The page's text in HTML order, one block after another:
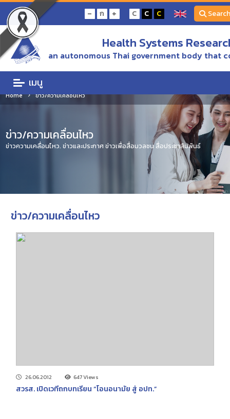
- ก + C C C Search
Health Systems
an autonomous Thai government body that
เมนู
Home ข่าว/ความเคลื่อนไหว
ข่าว/ความเคลื่อนไหว
ข่าวความเคลื่อนไหว. ข่าวและประกาศ ข่าวเพื่อสื่อมวลชน สื่อประชาสัมพันธ์
ข่าว/ความเคลื่อนไหว
26.06.2012 647 Views
สวรส. เปิดเวทีถกบทเรียน “โอนอนามัย สู่ อปท.”